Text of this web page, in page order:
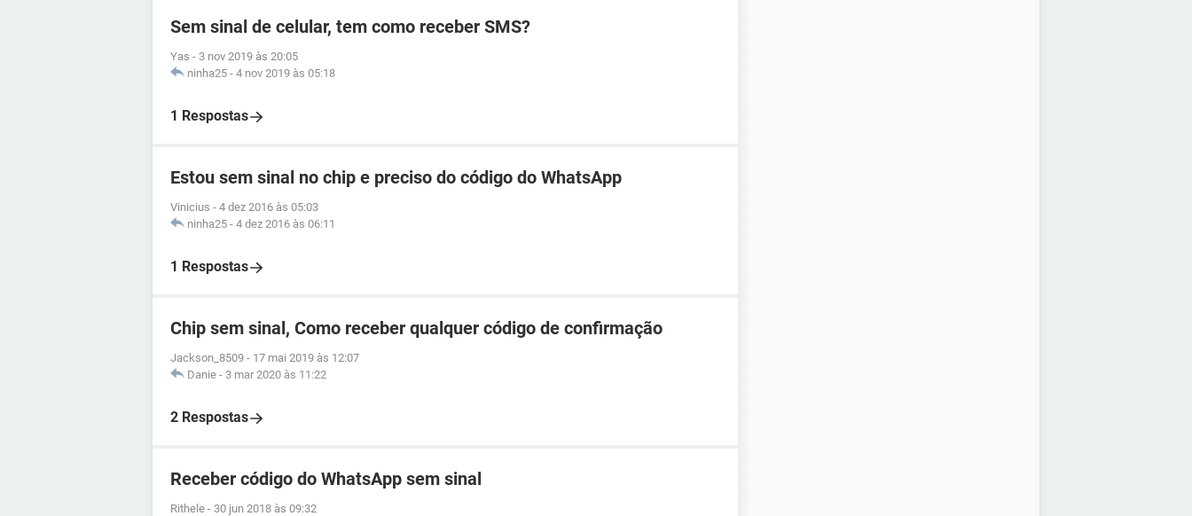
Sem sinal de celular, tem como receber SMS?
Yas - 3 nov 2019 às 20:05
ninha25 - 4 nov 2019 às 05:18
1 Respostas
Estou sem sinal no chip e preciso do código do WhatsApp
Vinicius - 4 dez 2016 às 05:03
ninha25 - 4 dez 2016 às 06:11
1 Respostas
Chip sem sinal, Como receber qualquer código de confirmação
Jackson_8509 - 17 mai 2019 às 12:07
Danie - 3 mar 2020 às 11:22
2 Respostas
Receber código do WhatsApp sem sinal
Rithele - 30 jun 2018 às 09:32